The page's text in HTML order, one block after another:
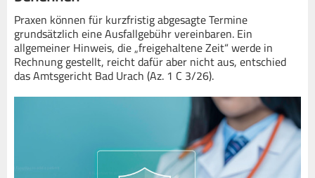
Praxen können für kurzfristig abgesagte Termine
grundsätzlich eine Ausfallgebühr vereinbaren. Ein
allgemeiner Hinweis, die „freigehaltene Zeit“ werde in
Rechnung gestellt, reicht dafür aber nicht aus, entschied
das Amtsgericht Bad Urach (Az. 1 C 3/26).